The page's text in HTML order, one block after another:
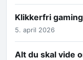
Klikkerfri
5. april 2026
Alt du skal vide